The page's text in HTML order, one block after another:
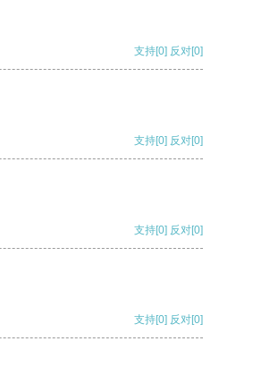
支持[0] 反对[0]
支持[0] 反对[0]
支持[0] 反对[0]
支持[0] 反对[0]